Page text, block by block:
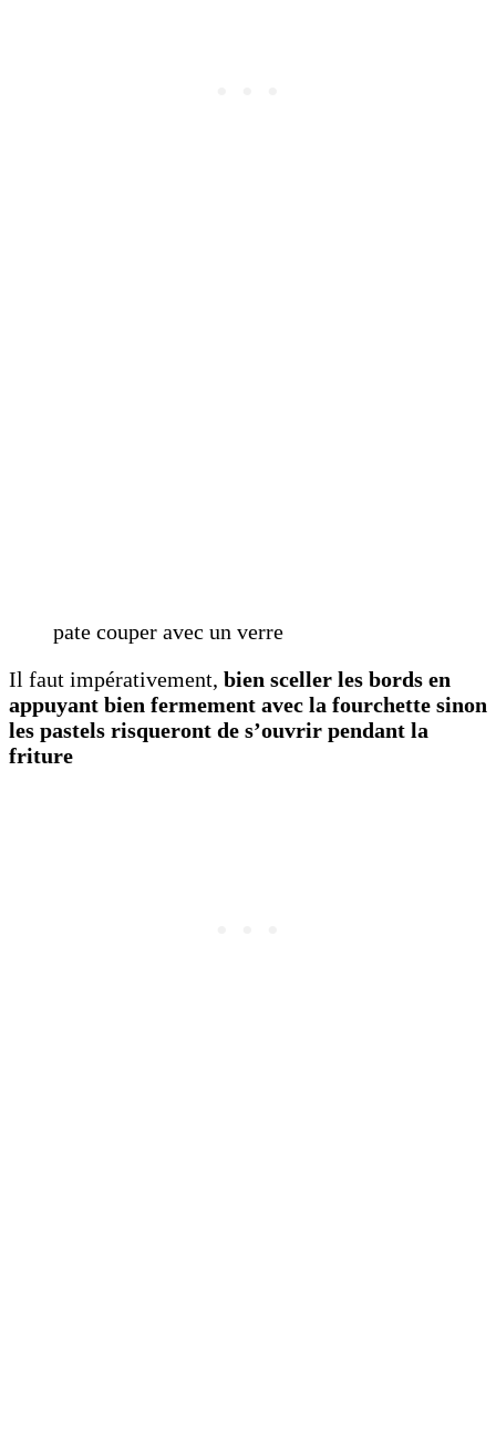
pate couper avec un verre
Il faut impérativement, bien sceller les bords en
appuyant bien fermement avec la fourchette sinon
les pastels risqueront de s’ouvrir pendant la
friture